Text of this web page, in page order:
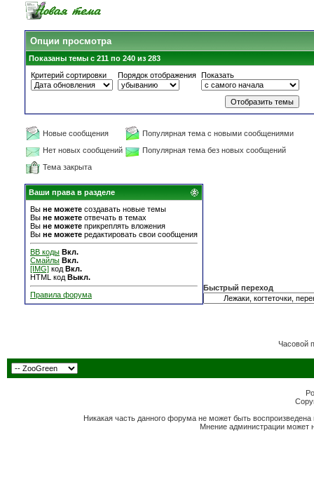
Опции просмотра
Показаны темы с 211 по 240 из 283
Критерий сортировки
Порядок отображения Показать
Новые сообщения
Популярная тема с новыми сообщениями
Нет новых сообщений
Популярная тема без новых сообщений
Тема закрыта
Ваши права в разделе
Вы не можете создавать новые темы
Вы не можете отвечать в темах
Вы не можете прикреплять вложения
Вы не можете редактировать свои сообщения
BB коды Вкл.
Смайлы Вкл.
[IMG] код Вкл.
HTML код Выкл.
Правила форума
Быстрый переход
Часовой
Никакая часть данного форума не может быть
Мнение администрации может